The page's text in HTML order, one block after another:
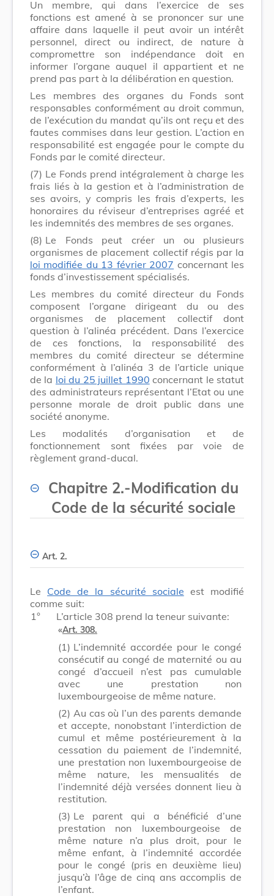
Un membre, qui dans l’exercice de ses
fonctions est amené à se prononcer sur une
affaire dans laquelle il peut avoir un intérêt
personnel, direct ou indirect, de nature à
compromettre son indépendance doit en
informer l’organe auquel il appartient et ne
prend pas part à la délibération en question.
Les membres des organes du Fonds sont
responsables conformément au droit commun,
de l’exécution du mandat qu’ils ont reçu et des
fautes commises dans leur gestion. L’action en
responsabilité est engagée pour le compte du
Fonds par le comité directeur.
(7) Le Fonds prend intégralement à charge les
frais liés à la gestion et à l’administration de
ses avoirs, y compris les frais d’experts, les
honoraires du réviseur d’entreprises agréé et
les indemnités des membres de ses organes.
(8) Le Fonds peut créer un ou plusieurs
organismes de placement collectif régis par la
loi modifiée du 13 février 2007 concernant les
fonds d’investissement spécialisés.
Les membres du comité directeur du Fonds
composent l’organe dirigeant du ou des
organismes de placement collectif dont
question à l’alinéa précédent. Dans l’exercice
de ces fonctions, la responsabilité des
membres du comité directeur se détermine
conformément à l’alinéa 3 de l’article unique
de la loi du 25 juillet 1990 concernant le statut
des administrateurs représentant l’Etat ou une
personne morale de droit public dans une
société anonyme.
Les modalités d’organisation et de
fonctionnement sont fixées par voie de
règlement grand-ducal.
Chapitre 2.-Modification du
Code de la sécurité sociale
Art. 2.
Le Code de la sécurité sociale est modifié
comme suit:
1°
L’article 308 prend la teneur suivante:
«Art. 308.
(1) L’indemnité accordée pour le congé
consécutif au congé de maternité ou au
congé d’accueil n’est pas cumulable
avec une prestation non
luxembourgeoise de même nature.
(2) Au cas où l’un des parents demande
et accepte, nonobstant l’interdiction de
cumul et même postérieurement à la
cessation du paiement de l’indemnité,
une prestation non luxembourgeoise de
même nature, les mensualités de
l’indemnité déjà versées donnent lieu à
restitution.
(3) Le parent qui a bénéficié d’une
prestation non luxembourgeoise de
même nature n’a plus droit, pour le
même enfant, à l’indemnité accordée
pour le congé (pris en deuxième lieu)
jusqu’à l’âge de cinq ans accomplis de
l’enfant.